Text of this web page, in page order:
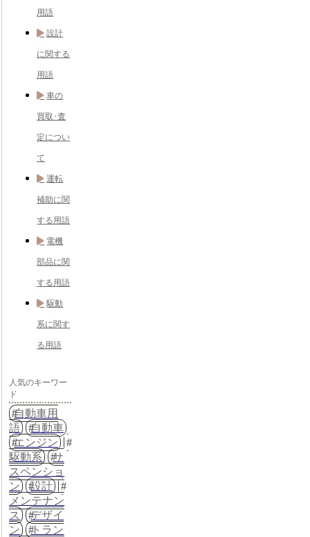
用語
設計
に関する
用語
車の
買取･査
定につい
て
運転
補助に関
する用語
電機
部品に関
する用語
駆動
系に関す
る用語
人気のキーワー
ド
自動車用
語
自動車
エンジン
駆動系
サ
スペンショ
ン
設計
メンテナン
ス
デザイ
ン
トラン